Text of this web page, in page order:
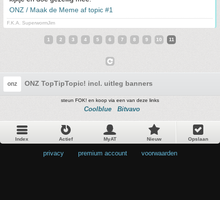
ONZ / Maak de Meme af topic #1
F.K.A. SuperwormJim
1 2 3 4 5 6 7 8 9 10 11
onz ONZ TopTipTopic! incl. uitleg banners
steun FOK! en koop via een van deze links
Coolblue Bitvavo
Index Actief MyAT Nieuw Opslaan
privacy premium account voorwaarden